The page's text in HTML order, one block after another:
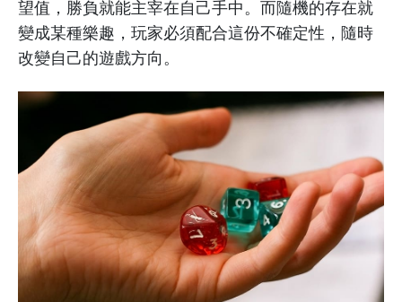
望值，勝負就能主宰在自己手中。而隨機的存在就
變成某種樂趣，玩家必須配合這份不確定性，隨時
改變自己的遊戲方向。